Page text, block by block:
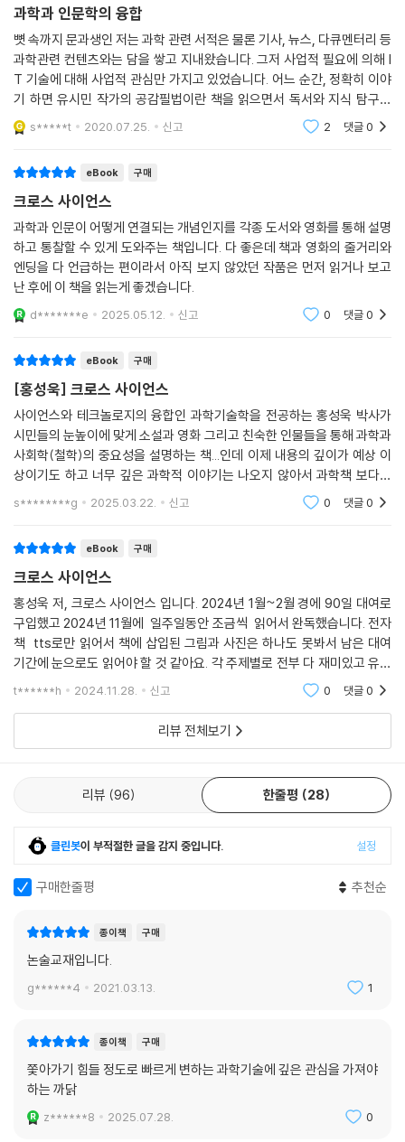
형, 무력감, 아이러니와 같은 모순을 드러냈다고 볼 수 있다. 저자가 의식했
든 그렇지 않았든, 1920~30년대 소설에서 재현된 전기는 논리적으로 명
확하게 정의되기 힘든 식민지 일상의 불편함을 문학적 상상력과 감수성을
통해서 드러냈던 것이다. --- 「4부 모던보이의 눈에 비친 기이한 과학」 중
에서
1971년에 아폴로 17호에서 전체 지구의 모습을 최초로 온전히 찍은 사진,
해 보였다는 사실이다. 이 사진은 환경에 대한 사람들의 인식을 완전히 바
꾸게 된다. 사진을 보면 우리가 살아가는 곳이 기껏해야 이 작은 지구라는
사실을 알 수 있다. 여기에서 인간뿐 아니라 수백만 종의 동식물이 함께 살
아간다. 서양에서는 성경에 근거해서 신을 닮은 사람이 모든 동물의 왕이
며, 지구에 존재하는 생명체를 마음대로 할 수 있다고 생각했다. 그런데 이
사진이 등장한 이후 지구에서의 인간의 위치와 인간과 다른 생명체의 관계
에 대해서 새롭게 생각하기 시작했다.
음을 예리한 시각으로 발견한다. 이처럼『크로스 사이언스』는 이론과 수식
에서 벗어나 과학을 문화와 사회적 맥락 속에서 생각하는 힘을 길러주고,
결국 과학을 일상에서 배우는 방법을 안내하는 책이다.
“영화와 소설은 어떻게 과학이 되었는가”
과학과 대중문화의 매혹적 만남
『크로스 사이언스』는 과학 지식과 현대 과학의 쟁점을 짚어내는 데서 나아
가 과학의 프레임으로 우리 주변의 세계와 문화를 바라보는 시야를 확장시
킨다.
“인공지능 로봇이 인간을 지배하는 시대가 올까, 사이보그는 인간일까 기
계일까” 인간과 기계의 차이에 대한 철학적 메시지를 담은 SF 영화 [공각
기동대] [블레이드 러너]와 로봇이 인간을 위협하는 세상을 그린 『R.U.R.』
[메트로폴리스] 등의 작품을 통해 고도로 발달하는 과학기술에 대한 우리
의 불안과 공포 기재를 발견하며, 그것이 현실이 되는 것이 가능할지 그리
“‘매드 사이언티스트’의 이미지는 어떻게 그리고 왜 만들어졌을까” 현대의
고전이라 일컫는 『프랑켄슈타인』에서 괴물의 창조주가 된 과학자와 영화
[닥터 스트레인지러브] 에서 인류를 파멸로 몰고 간 과학자의 이야기를 통
해 과학이 나아가야 할 길과 과학자가 지켜야 할 윤리 의식과 책임감을 상
기시킨다.
토머스 모어의 『유토피아』와 우리가 꿈꾸는 이상향을 그린 『새로운 아틀
란티스』『뒤를 돌아보면서』 등의 소설 속에서 과학이 유토피아 사회에서
어떤 역할을 할 수 있을지 살펴본다.
광활한 우주 속 지구의 모습을 촬영한 사진 [블루 마블]. 이 사진 한 장은 우
리의 세계관을 완전히 뒤바꿔놓았다. 드넓은 우주의 ‘점’과 같은 나의 존재
의 의미는 무엇일까. 이처럼 과학은 우리 존재?정신?삶과 동떨어져 있는
것이 아니며, 과학과 인문학이 사실과 가치로서 완전히 구분되는 것이 아
님을 이 책은 보여준다. 과학과 우리의 삶, 과학과 인문학의 ‘크로스’를 발
견하는 이 책을 통해 독자들은 융합적으로 사고하고 창의적으로 세계를 마
주하는 관점의 확장을 경험할 수 있을 것이다.
과학과 인문학의 융합
뼛 속까지 문과생인 저는 과학 관련 서적은 물론 기사, 뉴스, 다큐멘터리 등
과학관련 컨텐츠와는 담을 쌓고 지내왔습니다. 그저 사업적 필요에 의해 I
T 기술에 대해 사업적 관심만 가지고 있었습니다. 어느 순간, 정확히 이야
기 하면 유시민 작가의 공감필법이란 책을 읽으면서 독서와 지식 탐구에
편식이 있어서는 안되겟다는 생각을 하게 되었습니다. 하지만 고등학교 시
절 화학과 생
s*****t 2020.07.25. 신고 2 댓글0
eBook 구매
크로스 사이언스
과학과 인문이 어떻게 연결되는 개념인지를 각종 도서와 영화를 통해 설명
하고 통찰할 수 있게 도와주는 책입니다. 다 좋은데 책과 영화의 줄거리와
엔딩을 다 언급하는 편이라서 아직 보지 않았던 작품은 먼저 읽거나 보고
난 후에 이 책을 읽는게 좋겠습니다.
d*******e 2025.05.12. 신고 0 댓글0
eBook 구매
[홍성욱] 크로스 사이언스
사이언스와 테크놀로지의 융합인 과학기술학을 전공하는 홍성욱 박사가
시민들의 눈높이에 맞게 소설과 영화 그리고 친숙한 인물들을 통해 과학과
사회학(철학)의 중요성을 설명하는 책...인데 이제 내용의 깊이가 예상 이
상이기도 하고 너무 깊은 과학적 이야기는 나오지 않아서 과학책 보다는
철학책 같아서 문송하지 않고 좋았어요ㅡ
s********g 2025.03.22. 신고 0 댓글0
eBook 구매
크로스 사이언스
홍성욱 저, 크로스 사이언스 입니다. 2024년 1월~2월 경에 90일 대여로
구입했고 2024년 11월에 일주일동안 조금씩 읽어서 완독했습니다. 전자
책 tts로만 읽어서 책에 삽입된 그림과 사진은 하나도 못봐서 남은 대여
기간에 눈으로도 읽어야 할 것 같아요. 각 주제별로 전부 다 재미있고 유익
했습니다. 과학과 상상력 부분에 특히 공감이 갔고 일본의 애니미즘과 건
t******h 2024.11.28. 신고 0 댓글0
리뷰 전체보기
리뷰 96 한줄평 28
클린봇이 부적절한 글을 감지 중입니다. 설정
구매한줄평 추천순
종이책 구매
논술교재입니다.
g******4 2021.03.13. 1
종이책 구매
쫓아가기 힘들 정도로 빠르게 변하는 과학기술에 깊은 관심을 가져야
하는 까닭
z******8 2025.07.28. 0